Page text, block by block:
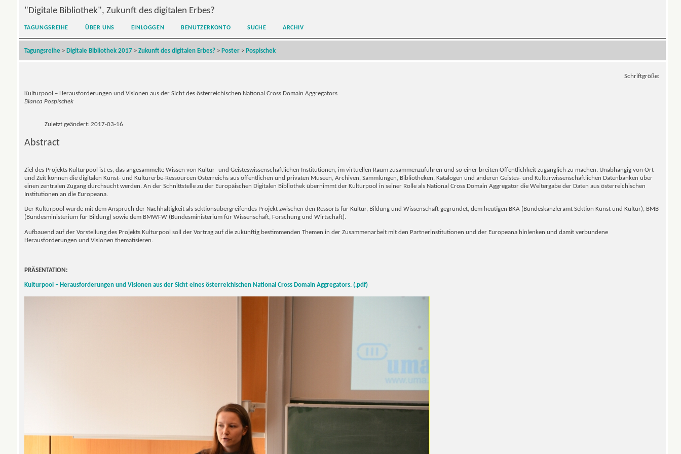
"Digitale Bibliothek", Zukunft des digitalen Erbes?
TAGUNGSREIHE ÜBER UNS EINLOGGEN BENUTZERKONTO SUCHE ARCHIV
Tagungsreihe> Digitale Bibliothek 2017 > Zukunft des digitalen Erbes?> Poster> Pospischek
Schriftgröße:
Kulturpool – Herausforderungen und Visionen aus der Sicht des österreichischen National Cross Domain Aggregators
Bianca Pospischek
Zuletzt geändert: 2017-03-16
Abstract
Ziel des Projekts Kulturpool ist es, das angesammelte Wissen von Kultur- und Geisteswissenschaftlichen Institutionen, im virtuellen Raum zusammenzuführen und so einer breiten Öffentlichkeit zugänglich zu machen. Unabhängig von Ort
und Zeit können die digitalen Kunst- und Kulturerbe-Ressourcen Österreichs aus öffentlichen und privaten Museen, Archiven, Sammlungen, Bibliotheken, Katalogen und anderen Geistes- und Kulturwissenschaftlichen Datenbanken über
einen zentralen Zugang durchsucht werden. An der Schnittstelle zu der Europäischen Digitalen Bibliothek übernimmt der Kulturpool in seiner Rolle als National Cross Domain Aggregator die Weitergabe der Daten aus österreichischen
Institutionen an die Europeana.
Der Kulturpool wurde mit dem Anspruch der Nachhaltigkeit als sektionsübergreifendes Projekt zwischen den Ressorts für Kultur, Bildung und Wissenschaft gegründet, dem heutigen BKA (Bundeskanzleramt Sektion Kunst und Kultur), BMB
(Bundesministerium für Bildung) sowie dem BMWFW (Bundesministerium für Wissenschaft, Forschung und Wirtschaft).
Aufbauend auf der Vorstellung des Projekts Kulturpool soll der Vortrag auf die zukünftig bestimmenden Themen in der Zusammenarbeit mit den Partnerinstitutionen und der Europeana hinlenken und damit verbundene
Herausforderungen und Visionen thematisieren.
PRÄSENTATION:
Kulturpool – Herausforderungen und Visionen aus der Sicht eines österreichischen National Cross Domain Aggregators. (.pdf)